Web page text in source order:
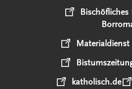
Bischöfliches
katholisch.de